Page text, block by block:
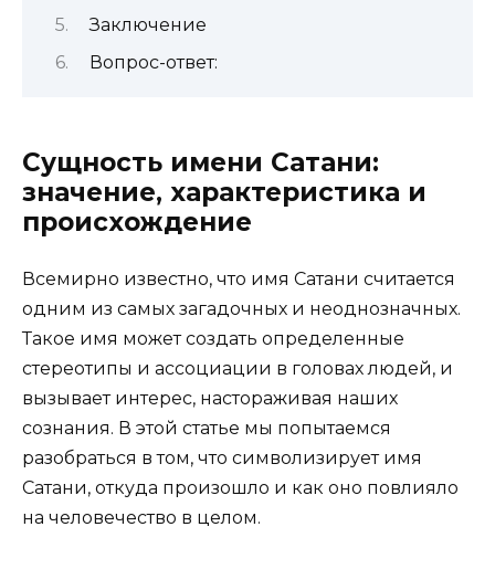
Заключение
Вопрос-ответ:
Сущность имени Сатани:
значение, характеристика и
происхождение
Всемирно известно, что имя Сатани считается
одним из самых загадочных и неоднозначных.
Такое имя может создать определенные
стереотипы и ассоциации в головах людей, и
вызывает интерес, настораживая наших
сознания. В этой статье мы попытаемся
разобраться в том, что символизирует имя
Сатани, откуда произошло и как оно повлияло
на человечество в целом.